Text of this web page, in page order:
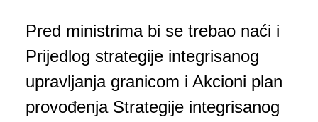
Pred ministrima bi se trebao naći i
Prijedlog strategije integrisanog
upravljanja granicom i Akcioni plan
provođenja Strategije integrisanog